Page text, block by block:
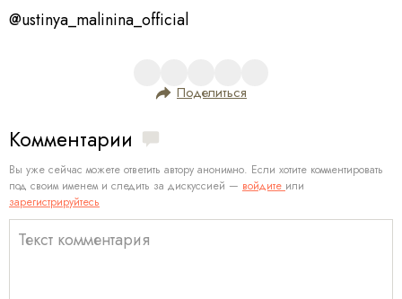
@ustinya_malinina_official
Поделиться
Комментарии
Вы уже сейчас можете ответить автору анонимно. Если хотите комментировать
под своим именем и следить за дискуссией — войдите или
зарегистрируйтесь